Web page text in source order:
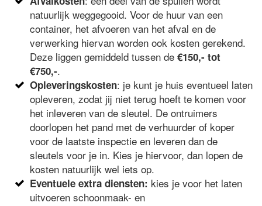
natuurlijk weggegooid. Voor de huur van een
container, het afvoeren van het afval en de
verwerking hiervan worden ook kosten gerekend.
Deze liggen gemiddeld tussen de€150,- tot
€750,-.
Opleveringskosten: je kunt je huis eventueel laten
opleveren, zodat jij niet terug hoeft te komen voor
het inleveren van de sleutel. De ontruimers
doorlopen het pand met de verhuurder of koper
voor de laatste inspectie en leveren dan de
sleutels voor je in. Kies je hiervoor, dan lopen de
kosten natuurlijk wel iets op.
Eventuele extra diensten: kies je voor het laten
uitvoeren schoonmaak- en